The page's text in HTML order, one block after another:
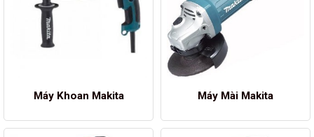
Máy Khoan Makita Máy Mài Makita